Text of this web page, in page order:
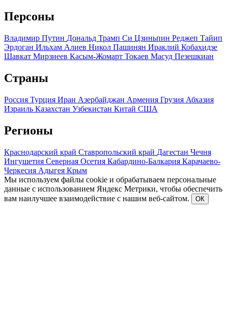
Персоны
Владимир Путин Дональд Трамп Си Цзиньпин Реджеп Тайип
Эрдоган Ильхам Алиев Никол Пашинян Ираклий Кобахидзе
Шавкат Мирзиеев Касым-Жомарт Токаев Масуд Пезешкиан
Страны
Россия Турция Иран Азербайджан Армения Грузия Абхазия
Израиль Казахстан Узбекистан Китай США
Регионы
Краснодарский край Ставропольский край Дагестан Чечня
Ингушетия Северная Осетия Кабардино-Балкария Карачаево-
Черкесия Адыгея Крым
Мы используем файлы cookie и обрабатываем персональные
данные с использованием Яндекс Метрики, чтобы обеспечить
вам наилучшее взаимодействие с нашим веб-сайтом.
ОК